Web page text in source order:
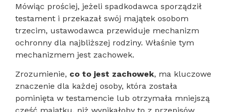
Mówiąc prościej, jeżeli spadkodawca sporządził
testament i przekazał swój majątek osobom
trzecim, ustawodawca przewiduje mechanizm
ochronny dla najbliższej rodziny. Właśnie tym
mechanizmem jest zachowek.
Zrozumienie, co to jest zachowek, ma kluczowe
znaczenie dla każdej osoby, która została
pominięta w testamencie lub otrzymała mniejszą